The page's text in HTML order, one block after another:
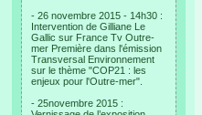
- 26 novembre 2015 - 14h30 :
Intervention de Gilliane Le
Gallic sur France Tv Outre-
mer Première dans l'émission
Transversal Environnement
sur le thème "COP21 : les
enjeux pour l'Outre-mer".
- 25novembre 2015 :